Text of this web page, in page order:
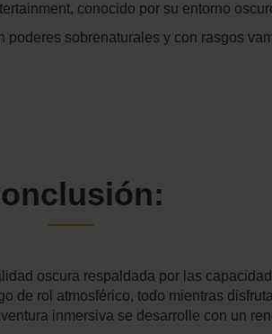
conocido por su entorno
sobrenaturales y con rasgos
oscura respaldada por las
de rol atmosférico, todo mientras
inmersiva se desarrolle con un